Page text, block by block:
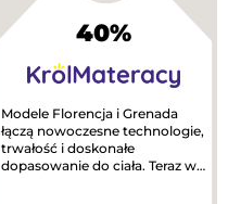
40%
Modele Florencja i Grenada
łączą nowoczesne technologie,
trwałość i doskonałe
dopasowanie do ciała. Teraz w